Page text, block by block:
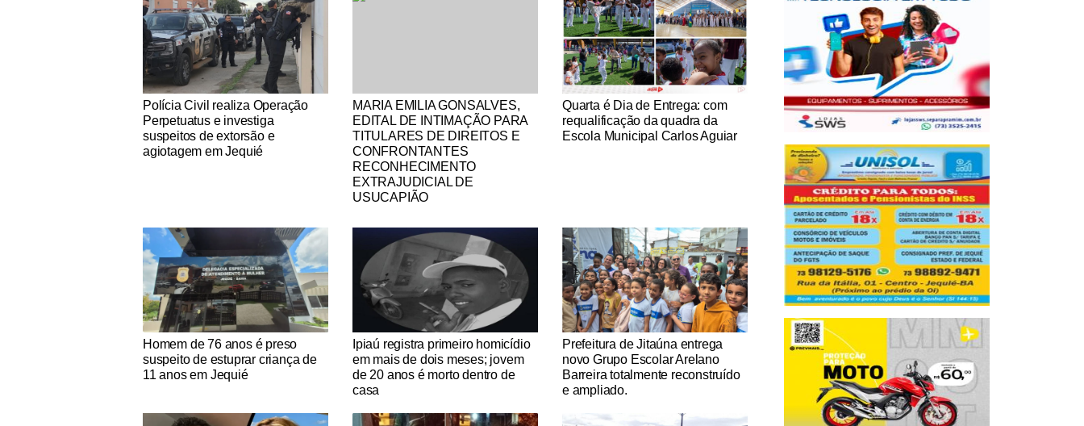
Notícias Católicas
Polícia Civil realiza Operação
Perpetuatus e investiga
suspeitos de extorsão e
agiotagem em Jequié
Notícias Católicas
MARIA EMILIA GONSALVES,
EDITAL DE INTIMAÇÃO PARA
TITULARES DE DIREITOS E
CONFRONTANTES
RECONHECIMENTO
EXTRAJUDICIAL DE
USUCAPIÃO
Notícias Católicas
Quarta é Dia de Entrega: com
requalificação da quadra da
Escola Municipal Carlos Aguiar
Notícias Católicas
Homem de 76 anos é preso
suspeito de estuprar criança de
11 anos em Jequié
Notícias Católicas
Ipiaú registra primeiro homicídio
em mais de dois meses; jovem
de 20 anos é morto dentro de
casa
Notícias Católicas
Prefeitura de Jitaúna entrega
novo Grupo Escolar Arelano
Barreira totalmente reconstruído
e ampliado.